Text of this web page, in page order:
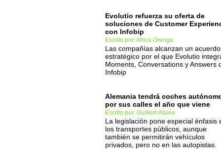
Evolutio refuerza su oferta de
soluciones de Customer
con Infobip
Escrito por: Africa Orenga
Las compañías alcanzan un acuerdo
estratégico por el que Evolutio
Moments, Conversations y Answers
Infobip
Alemania tendrá coches
por sus calles el año que viene
Escrito por: Guillem Alsina
La legislación pone especial énfasis
los transportes públicos, aunque
también se permitirán vehículos
privados, pero no en las autopistas.